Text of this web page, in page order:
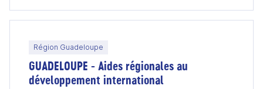
Région Guadeloupe
GUADELOUPE - Aides régionales au
développement international